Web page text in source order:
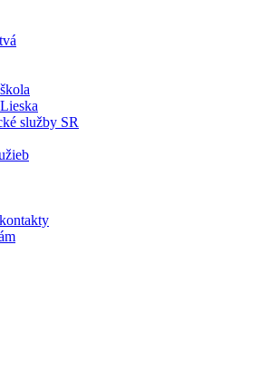
služby SR